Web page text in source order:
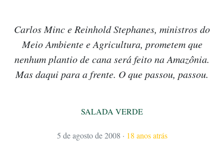
Carlos Minc e Reinhold Stephanes, ministros do
Meio Ambiente e Agricultura, prometem que
nenhum plantio de cana será feito na Amazônia.
Mas daqui para a frente. O que passou, passou.
SALADA VERDE
5 de agosto de 2008 · 18 anos atrás